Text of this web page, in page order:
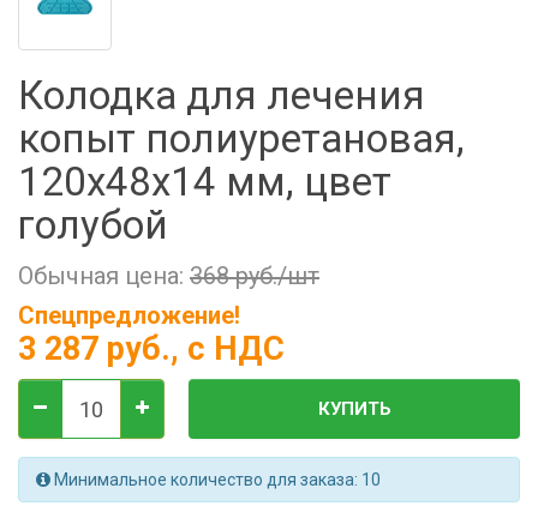
Колодка для лечения
копыт полиуретановая,
120х48х14 мм, цвет
голубой
Обычная цена: 368 руб./шт
Спецпредложение!
3 287 руб., с НДС
КУПИТЬ
Минимальное количество для заказа: 10
Электронная маркировка коров
Держатели лизунцов